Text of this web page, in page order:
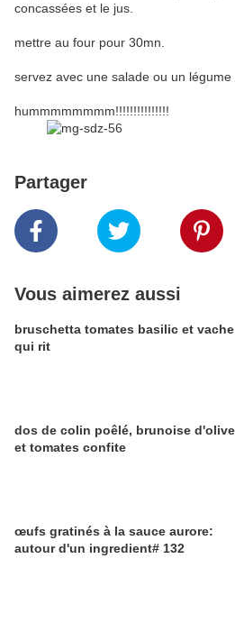
concassées et le jus.
mettre au four pour 30mn.
servez avec une salade ou un légume
hummmmmmmm!!!!!!!!!!!!!!!
Partager
Vous aimerez aussi
bruschetta tomates basilic et vache
qui rit
dos de colin poêlé, brunoise d'olive
et tomates confite
œufs gratinés à la sauce aurore:
autour d'un ingredient# 132